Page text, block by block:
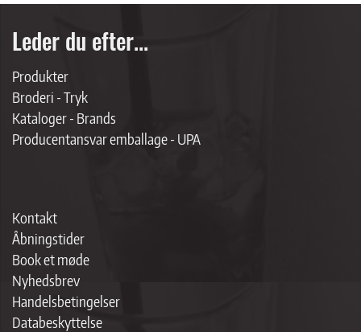
Leder du efter...
Produkter
Broderi - Tryk
Kataloger - Brands
Producentansvar emballage - UPA
Kontakt
Åbningstider
Book et møde
Nyhedsbrev
Handelsbetingelser
Databeskyttelse